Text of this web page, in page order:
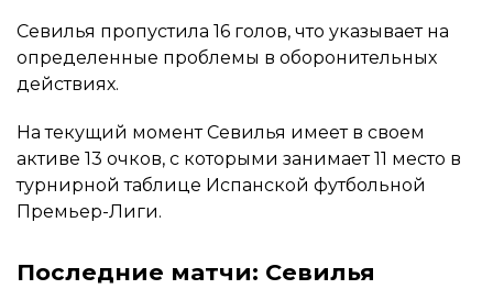
Севилья пропустила 16 голов, что указывает на
определенные проблемы в оборонительных
действиях.
На текущий момент Севилья имеет в своем
активе 13 очков, с которыми занимает 11 место в
турнирной таблице Испанской футбольной
Премьер-Лиги.
Последние матчи: Севилья